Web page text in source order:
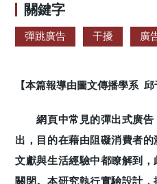
關鍵字
彈跳廣告 干擾 廣
【本篇報導由圖文傳播學系
網頁中常見的彈出式廣告
出，目的在藉由阻礙消費者的
文獻與生活經驗中都瞭解到
關閉。本研究執行實驗設計